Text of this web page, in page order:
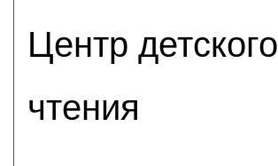
Центр детского
чтения